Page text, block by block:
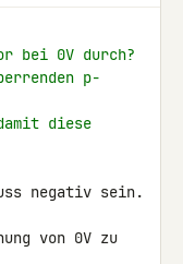
bei 0V durch?
p-
diese
negativ sein.
von 0V zu